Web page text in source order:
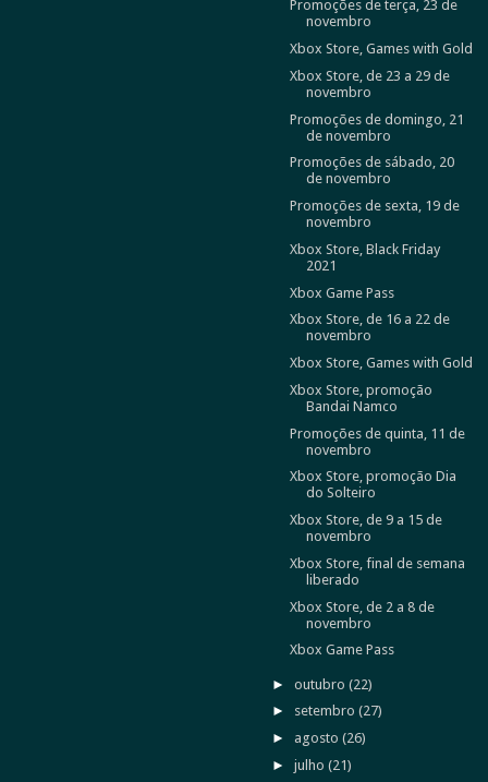
Promoções de terça, 23 de
novembro
Xbox Store, Games with Gold
Xbox Store, de 23 a 29 de
novembro
Promoções de domingo, 21
de novembro
Promoções de sábado, 20
de novembro
Promoções de sexta, 19 de
novembro
Xbox Store, Black Friday
2021
Xbox Game Pass
Xbox Store, de 16 a 22 de
novembro
Xbox Store, Games with Gold
Xbox Store, promoção
Bandai Namco
Promoções de quinta, 11 de
novembro
Xbox Store, promoção Dia
do Solteiro
Xbox Store, de 9 a 15 de
novembro
Xbox Store, final de semana
liberado
Xbox Store, de 2 a 8 de
novembro
Xbox Game Pass
►outubro(22)
► setembro(27)
► agosto(26)
►julho(21)